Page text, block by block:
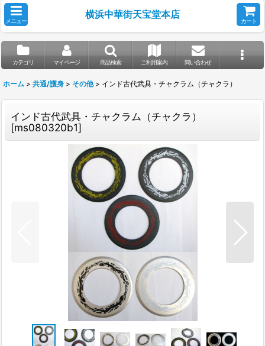
メニュー
横浜中華街天宝堂本店
カート
カテゴリ マイページ 商品検索 ご利用案内 問い合わせ
ホーム > 共通/護身 > その他 > インド古代武具・チャクラム（チャクラ）
インド古代武具・チャクラム（チャクラ）
[ms080320b1]